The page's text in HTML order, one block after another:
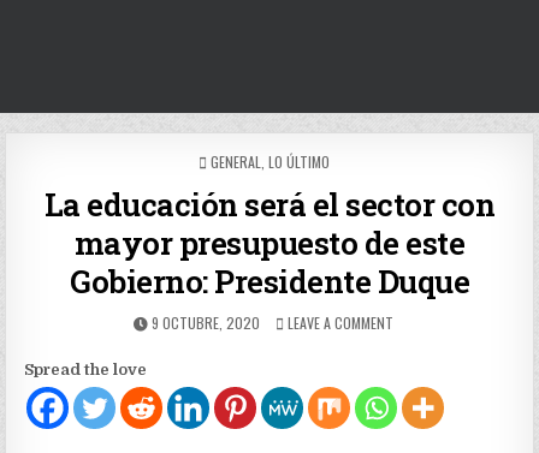
POSTED
GENERAL LO ÚLTIMO
La educación será el sector con
mayor presupuesto de este
Gobierno: Presidente Duque
PUBLISHED
9 OCTUBRE, 2020 LEAVE A COMMENT
SERÁ
EL
SECTOR
Spread the love